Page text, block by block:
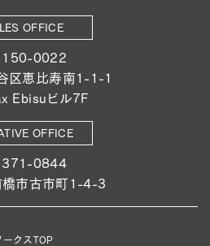
OFFICE
150-0022
区恵比寿南1-1-1
Ebisuビル7F
OFFICE
371-0844
市古市町1-4-3
ークスTOP